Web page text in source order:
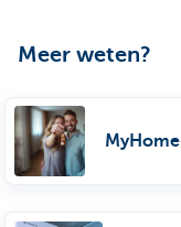
Meer weten?
MyHome